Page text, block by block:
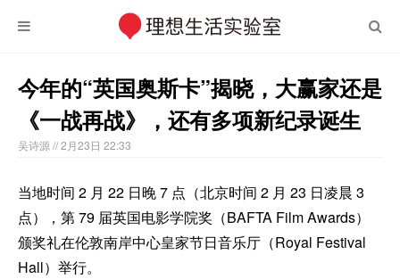
今年的“英国奥斯卡”揭晓，大赢家还是
《一战再战》，还有多项新纪录诞生
吴诗源 // 2月23日 22:33
当地时间 2 月 22 日晚 7 点（北京时间 2 月 23 日凌晨 3
点），第 79 届英国电影学院奖（BAFTA Film Awards）
颁奖礼在伦敦南岸中心皇家节日音乐厅（Royal Festival
Hall）举行。